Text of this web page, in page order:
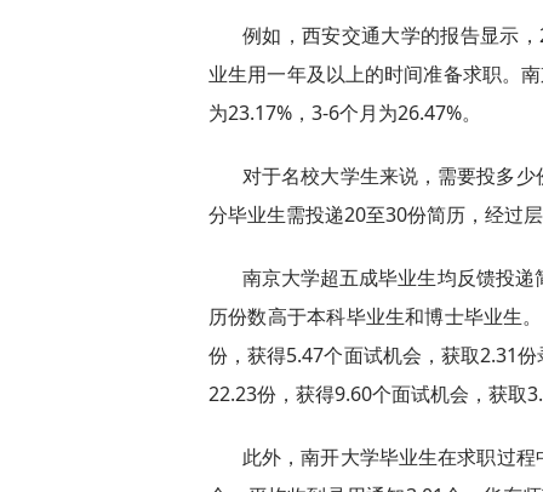
例如，西安交通大学的报告显示
业生用一年及以上的时间准备求职。
为23.17%，3-6个月为26.47%。
对于名校大学生来说，需要投多
分毕业生需投递20至30份简历，经过
南京大学超五成毕业生均反馈投
历份数高于本科毕业生和博士毕业生
份，获得5.47个面试机会，获取2.31
22.23份，获得9.60个面试机会，获取
此外，南开大学毕业生在求职过